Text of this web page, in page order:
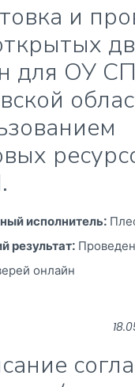
и
для ОУ
исполнитель:
результат:
онлайн